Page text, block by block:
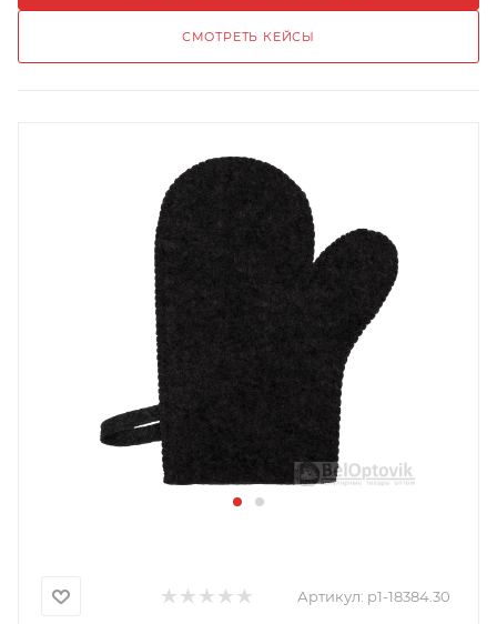
СМОТРЕТЬ КЕЙСЫ
Артикул: p1-18384.30